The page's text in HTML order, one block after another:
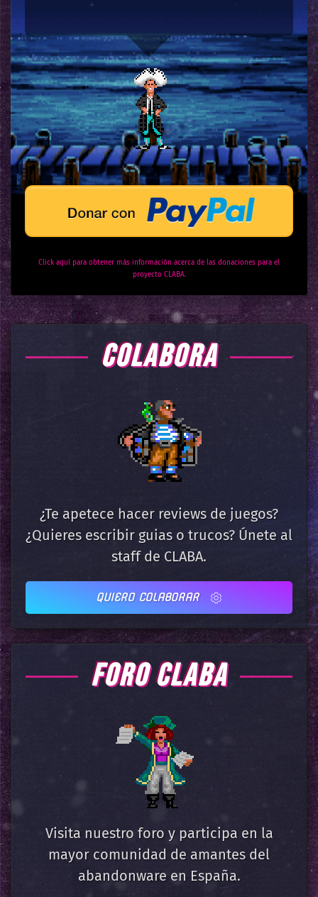
Click aquí para obtener más información acerca de las donaciones para el
proyecto CLABA.
COLABORA
¿Te apetece hacer reviews de juegos?
¿Quieres escribir guias o trucos? Únete al
staff de CLABA.
QUIERO COLABORAR
FORO CLABA
Visita nuestro foro y participa en la
mayor comunidad de amantes del
abandonware en España.